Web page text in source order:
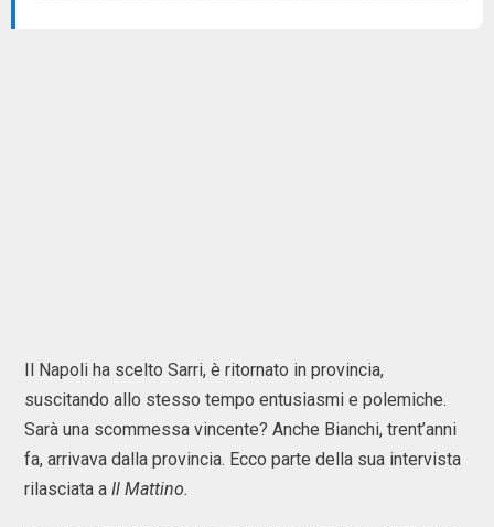
Il Napoli ha scelto Sarri, è ritornato in provincia,
suscitando allo stesso tempo entusiasmi e polemiche.
Sarà una scommessa vincente? Anche Bianchi, trent’anni
fa, arrivava dalla provincia. Ecco parte della sua intervista
rilasciata a Il Mattino.